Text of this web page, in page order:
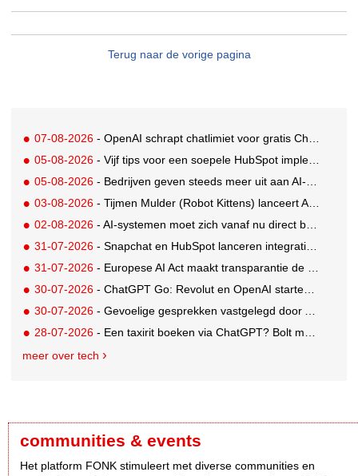
Terug naar de vorige pagina
07-08-2026 - OpenAI schrapt chatlimiet voor gratis ChatGPT-gebruikers
05-08-2026 - Vijf tips voor een soepele HubSpot implementatie
05-08-2026 - Bedrijven geven steeds meer uit aan AI-native tools: Anthropic grootste stijger, OpenAI koploper
03-08-2026 - Tijmen Mulder (Robot Kittens) lanceert AI-assisted softwarebedrijf aiaicaptain
02-08-2026 - AI-systemen moet zich vanaf nu direct bekendmaken
31-07-2026 - Snapchat en HubSpot lanceren integratie voor soepelere leadconversie
31-07-2026 - Europese AI Act maakt transparantie de nieuwe standaard voor AI
30-07-2026 - ChatGPT Go: Revolut en OpenAI starten internationale samenwerking
30-07-2026 - Gevoelige gesprekken vastgelegd door AI: Kind & meer, Zij aan Zij en Aventurijn kiezen voor Notizy
28-07-2026 - Een taxirit boeken via ChatGPT? Bolt maakt het mogelijk
meer over tech
communities & events
Het platform FONK stimuleert met diverse communities en